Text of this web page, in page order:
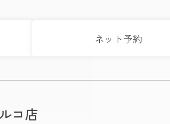
ネット予約
コ店